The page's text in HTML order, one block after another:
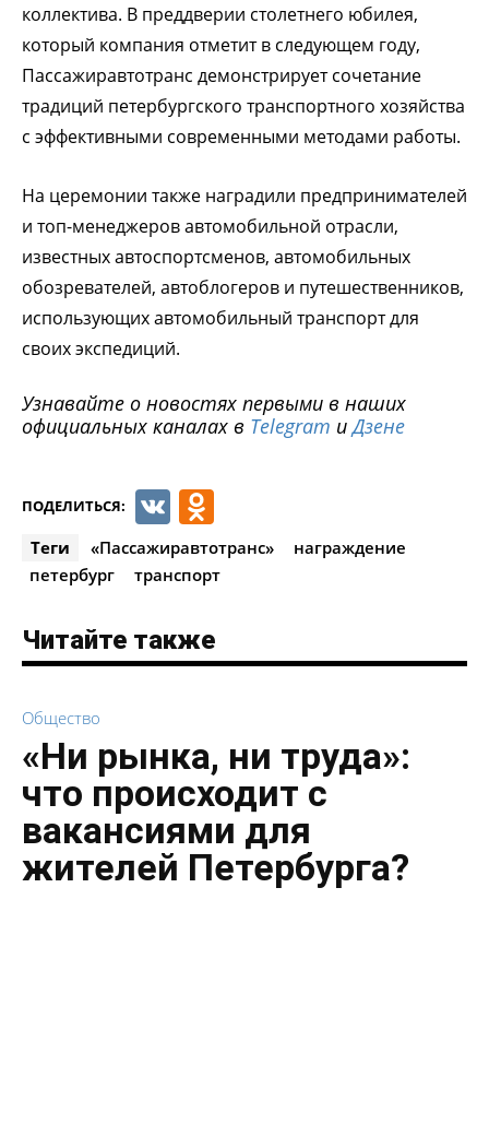
коллектива. В преддверии столетнего юбилея,
который компания отметит в следующем году,
Пассажиравтотранс демонстрирует сочетание
традиций петербургского транспортного хозяйства
с эффективными современными методами работы.
На церемонии также наградили предпринимателей
и топ-менеджеров автомобильной отрасли,
известных автоспортсменов, автомобильных
обозревателей, автоблогеров и путешественников,
использующих автомобильный транспорт для
своих экспедиций.
Узнавайте о новостях первыми в наших
официальных каналах в Telegram иДзене
ПОДЕЛИТЬСЯ: VK
Теги «Пассажиравтотранс»
награждение
петербург
транспорт
Читайте также
Общество
«Ни рынка, ни труда»:
что происходит с
вакансиями для
жителей Петербурга?